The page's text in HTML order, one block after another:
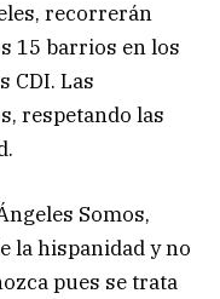
recorrerán
15 barrios en los
CDI. Las
respetando las
Somos,
la hispanidad y no
pues se trata